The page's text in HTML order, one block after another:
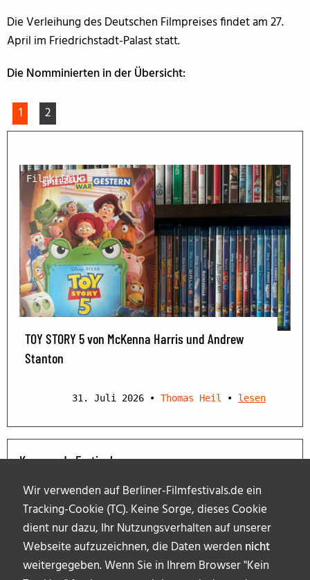
Wir verwenden auf Berliner-Filmfestivals.de ein
Tracking-Cookie (TC). Keine Sorge, dieses Cookie
dient nur dazu, Ihr Nutzungsverhalten auf unserer
Webseite aufzuzeichnen, die Daten werden nicht
weitergegeben. Wenn Sie in Ihrem Browser "Kein
Die Verleihung des Deutschen Filmpreises findet am 27.
April im Friedrichstadt-Palast statt.
Die Nomminierten in der Übersicht:
1 2
Filmkritik
TOY STORY 5 von McKenna Harris und Andrew
Stanton
31. Juli 2026 • Thomas Heil • lesen
Kommende Festivals